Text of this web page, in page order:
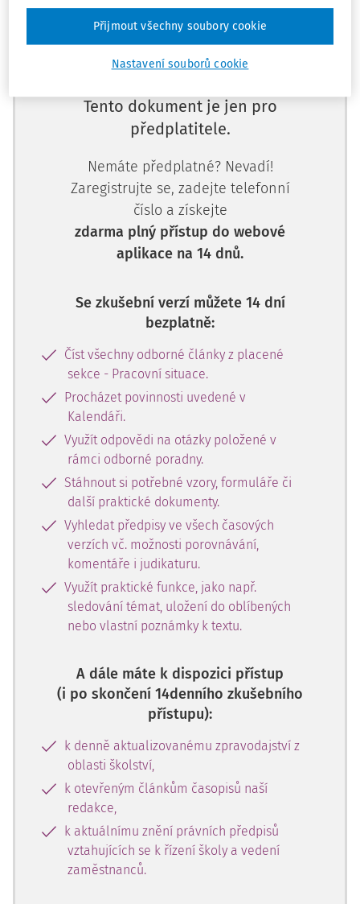
Máte předplatné? Přihlaste se.
Tento dokument je jen pro
předplatitele.
Nemáte předplatné? Nevadí!
Zaregistrujte se, zadejte telefonní
číslo a získejte
zdarma plný přístup do webové
aplikace na 14 dnů.
Se zkušební verzí můžete 14 dní
bezplatně:
Číst všechny odborné články z placené
sekce - Pracovní situace.
Procházet povinnosti uvedené v
Kalendáři.
Využít odpovědi na otázky položené v
rámci odborné poradny.
Stáhnout si potřebné vzory, formuláře či
další praktické dokumenty.
Vyhledat předpisy ve všech časových
verzích vč. možnosti porovnávání,
komentáře i judikaturu.
Využít praktické funkce, jako např.
sledování témat, uložení do oblíbených
nebo vlastní poznámky k textu.
A dále máte k dispozici přístup
(i po skončení 14denního zkušebního
přístupu):
k denně aktualizovanému zpravodajství z
oblasti školství,
k otevřeným článkům časopisů naší
redakce,
k aktuálnímu znění právních předpisů
vztahujících se k řízení školy a vedení
zaměstnanců.
Nastavení souborů cookie
Přijmout všechny soubory cookie